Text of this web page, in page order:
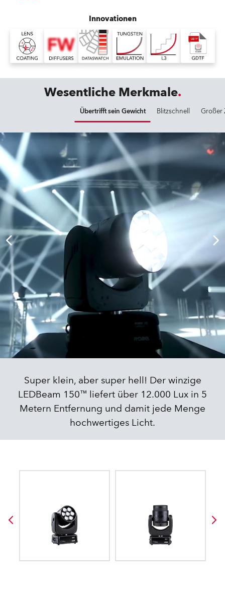
Innovationen
Wesentliche Merkmale
Übertrifft sein Gewicht Blitzschnell Großer
Super klein, aber super hell! Der winzige
LEDBeam 150™ liefert über 12.000 Lux in 5
Metern Entfernung und damit jede Menge
hochwertiges Licht.